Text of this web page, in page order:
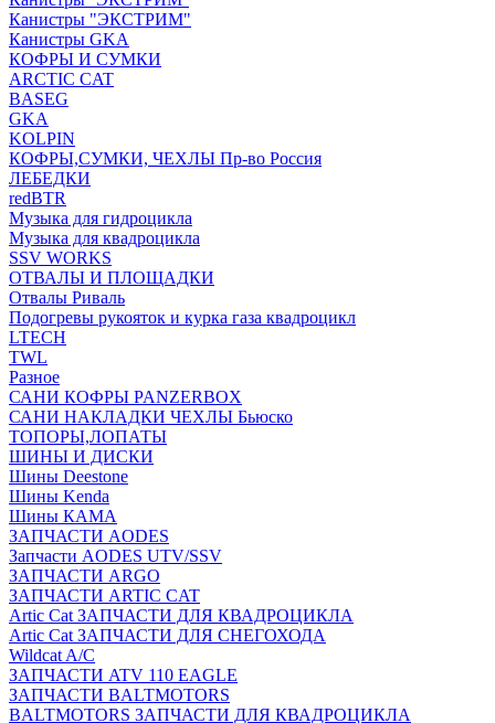
Канистры "ЭКСТРИМ"
Канистры GKA
КОФРЫ И СУМКИ
ARCTIC CAT
BASEG
GKA
KOLPIN
КОФРЫ,СУМКИ, ЧЕХЛЫ Пр-во Россия
ЛЕБЕДКИ
redBTR
Музыка для гидроцикла
Музыка для квадроцикла
SSV WORKS
ОТВАЛЫ И ПЛОЩАДКИ
Отвалы Риваль
Подогревы рукояток и курка газа квадроцикл
LTECH
TWL
Разное
САНИ КОФРЫ PANZERBOX
САНИ НАКЛАДКИ ЧЕХЛЫ Бьюско
ТОПОРЫ,ЛОПАТЫ
ШИНЫ И ДИСКИ
Шины Deestone
Шины Kenda
Шины КАМА
ЗАПЧАСТИ AODES
Запчасти AODES UTV/SSV
ЗАПЧАСТИ ARGO
ЗАПЧАСТИ ARTIC CAT
Artic Cat ЗАПЧАСТИ ДЛЯ КВАДРОЦИКЛА
Artic Cat ЗАПЧАСТИ ДЛЯ СНЕГОХОДА
Wildcat A/C
ЗАПЧАСТИ ATV 110 EAGLE
ЗАПЧАСТИ BALTMOTORS
BALTMOTORS ЗАПЧАСТИ ДЛЯ КВАДРОЦИКЛА